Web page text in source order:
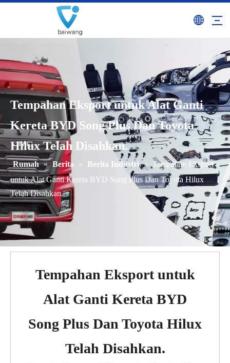
Tempahan Eksport untuk Alat Ganti
Kereta BYD Song Plus Dan Toyota
Hilux Telah Disahkan.
Rumah » Berita » Berita Industri » Tempahan Eksport
untuk Alat Ganti Kereta BYD Song Plus Dan Toyota Hilux
Telah Disahkan.
Tempahan Eksport untuk
Alat Ganti Kereta BYD
Song Plus Dan Toyota Hilux
Telah Disahkan.